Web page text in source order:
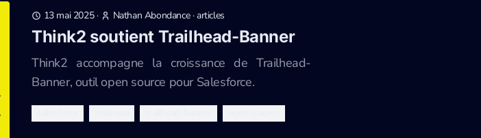
13 mai 2025· Nathan Abondance·articles
Think2 soutient Trailhead-Banner
Think2 accompagne la croissance de Trailhead-
Banner, outil open source pour Salesforce.